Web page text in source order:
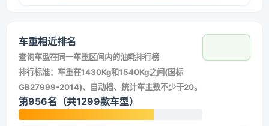
车重相近排名
查询车型在同一车重区间内的油耗排行榜
排行标准：车重在1430Kg和1540Kg之间(国标
GB27999-2014)、自动档、统计车主数不少于20。
第956名（共1299款车型）